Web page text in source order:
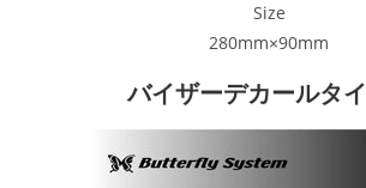
Size
280mm×90mm
バイザーデカールタ